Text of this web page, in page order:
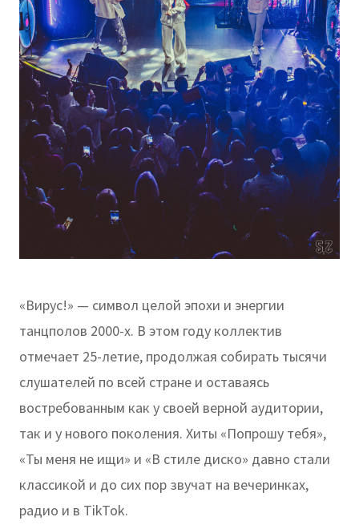
«Вирус!» — символ целой эпохи и энергии
танцполов 2000-х. В этом году коллектив
отмечает 25-летие, продолжая собирать тысячи
слушателей по всей стране и оставаясь
востребованным как у своей верной аудитории,
так и у нового поколения. Хиты «Попрошу тебя»,
«Ты меня не ищи» и «В стиле диско» давно стали
классикой и до сих пор звучат на вечеринках,
радио и в TikTok.